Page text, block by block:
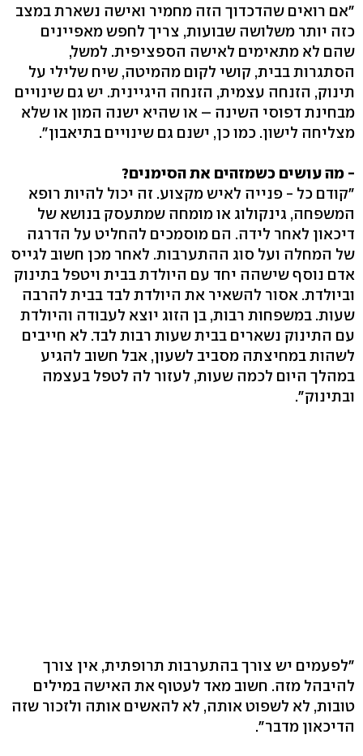
"אם רואים שהדכדוך הזה מחמיר ואישה נשארת במצב
כזה יותר משלושה שבועות, צריך לחפש מאפיינים
שהם לא מתאימים לאישה הספציפית. למשל,
הסתגרות בבית, קושי לקום מהמיטה, שיח שלילי על
תינוק, הזנחה עצמית, הזנחה היגיינית. יש גם שינויים
מבחינת דפוסי השינה – או שהיא ישנה המון או שלא
מצליחה לישון. כמו כן, ישנם גם שינויים בתיאבון".
- מה עושים כשמזהים את הסימנים?
"קודם כל - פנייה לאיש מקצוע. זה יכול להיות רופא
המשפחה, גינקולוג או מומחה שמתעסק בנושא של
דיכאון לאחר לידה. הם מוסמכים להחליט על הדרגה
של המחלה ועל סוג ההתערבות. לאחר מכן חשוב לגייס
אדם נוסף שישהה יחד עם היולדת בבית ויטפל בתינוק
וביולדת. אסור להשאיר את היולדת לבד בבית להרבה
שעות. במשפחות רבות, בן הזוג יוצא לעבודה והיולדת
עם התינוק נשארים בבית שעות רבות לבד. לא חייבים
לשהות במחיצתה מסביב לשעון, אבל חשוב להגיע
במהלך היום לכמה שעות, לעזור לה לטפל בעצמה
ובתינוק".
"לפעמים יש צורך בהתערבות תרופתית, אין צורך
להיבהל מזה. חשוב מאד לעטוף את האישה במילים
טובות, לא לשפוט אותה, לא להאשים אותה ולזכור שזה
הדיכאון מדבר".